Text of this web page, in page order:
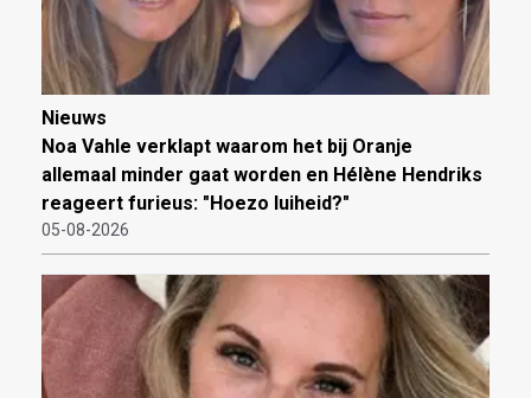
Nieuws
Noa Vahle verklapt waarom het bij Oranje
allemaal minder gaat worden en Hélène Hendriks
reageert furieus: "Hoezo luiheid?"
05-08-2026